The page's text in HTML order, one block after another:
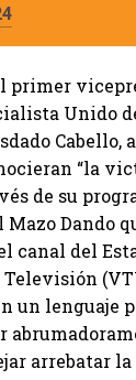
primer
Unido
Cabello,
“la
de su
Mazo Dando
canal del
Televisión
un lenguaje
arrebatar